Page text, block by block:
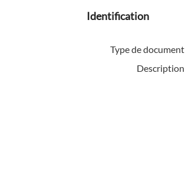
Identification
Type de document
Description